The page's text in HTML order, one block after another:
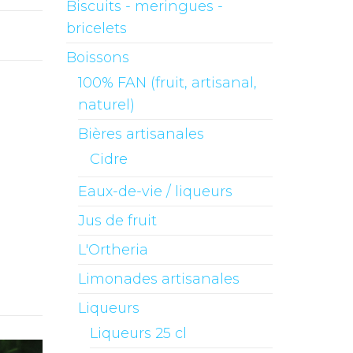
Biscuits - meringues -
bricelets
Boissons
100% FAN (fruit, artisanal,
naturel)
Bières artisanales
Cidre
Eaux-de-vie / liqueurs
Jus de fruit
L'Ortheria
Limonades artisanales
Liqueurs
Liqueurs 25 cl